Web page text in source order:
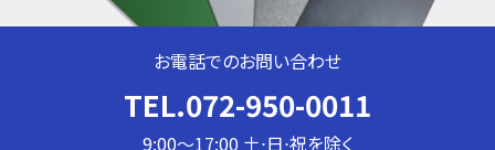
お電話でのお問い合わせ
TEL.072-950-0011
9:00～17:00 土⋅日⋅祝を除く